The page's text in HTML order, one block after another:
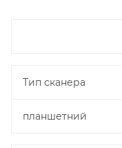
Тип сканера
планшетний